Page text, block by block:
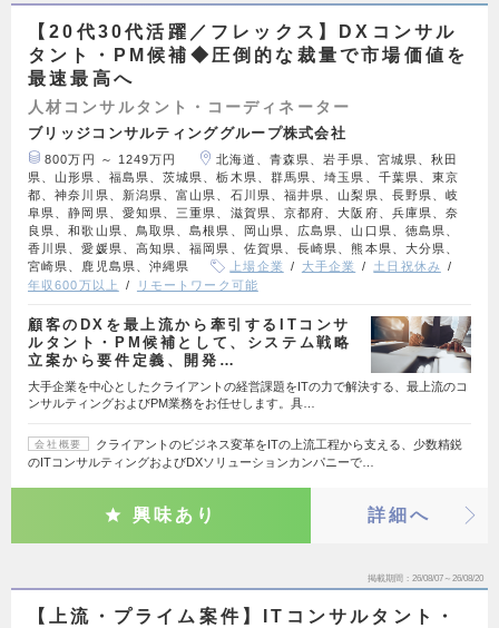
【20代30代活躍／フレックス】DXコンサル
タント・PM候補◆圧倒的な裁量で市場価値を
最速最高へ
人材コンサルタント・コーディネーター
ブリッジコンサルティンググループ株式会社
800万円 ～ 1249万円
北海道、青森県、岩手県、宮城県、秋田
県、山形県、福島県、茨城県、栃木県、群馬県、埼玉県、千葉県、東京
都、神奈川県、新潟県、富山県、石川県、福井県、山梨県、長野県、岐
阜県、静岡県、愛知県、三重県、滋賀県、京都府、大阪府、兵庫県、奈
良県、和歌山県、鳥取県、島根県、岡山県、広島県、山口県、徳島県、
香川県、愛媛県、高知県、福岡県、佐賀県、長崎県、熊本県、大分県、
宮崎県、鹿児島県、沖縄県
上場企業 大手企業
土日祝休み
年収600万以上
リモートワーク可能
顧客のDXを最上流から牽引するITコンサ
ルタント・PM候補として、システム戦略
立案から要件定義、開発…
大手企業を中心としたクライアントの経営課題をITの力で解決する、最上流のコ
ンサルティングおよびPM業務をお任せします。具…
会社概要
クライアントのビジネス変革をITの上流工程から支える、少数精鋭
のITコンサルティングおよびDXソリューションカンパニーで…
興味あり 詳細へ
掲載期間 26/08/07～26/08/20
【上流・プライム案件】ITコンサルタント・